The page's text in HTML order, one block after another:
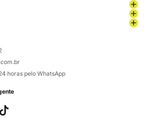
horas pelo WhatsApp